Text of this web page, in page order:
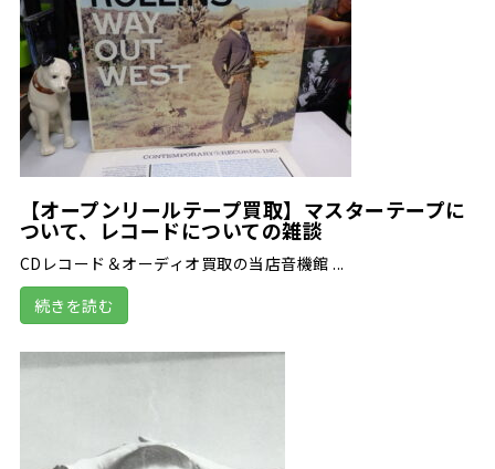
【オープンリールテープ買取】マスターテープに
ついて、レコードについての雑談
CDレコード＆オーディオ買取の当店音機館 ...
続きを読む